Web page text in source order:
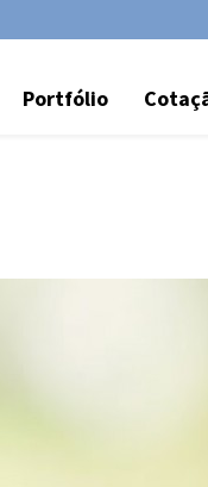
Portfólio